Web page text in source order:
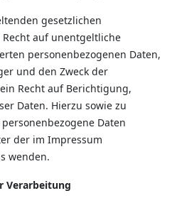
gesetzlichen
auf unentgeltliche
personenbezogenen Daten,
und den Zweck der
Recht auf Berichtigung,
Daten. Hierzu sowie zu
Daten
der im Impressum
wenden.
Verarbeitung